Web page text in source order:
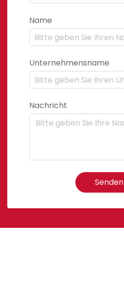
Name
Unternehmensname
Nachricht
Senden